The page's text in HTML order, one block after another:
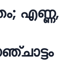
എണ്ണ,